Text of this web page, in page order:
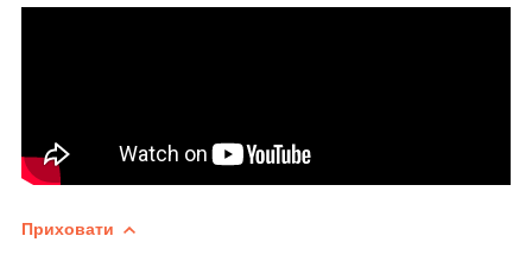
Приховати